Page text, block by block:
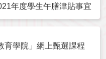
年度學生午膳津貼事宜
育學院」網上甄選課程